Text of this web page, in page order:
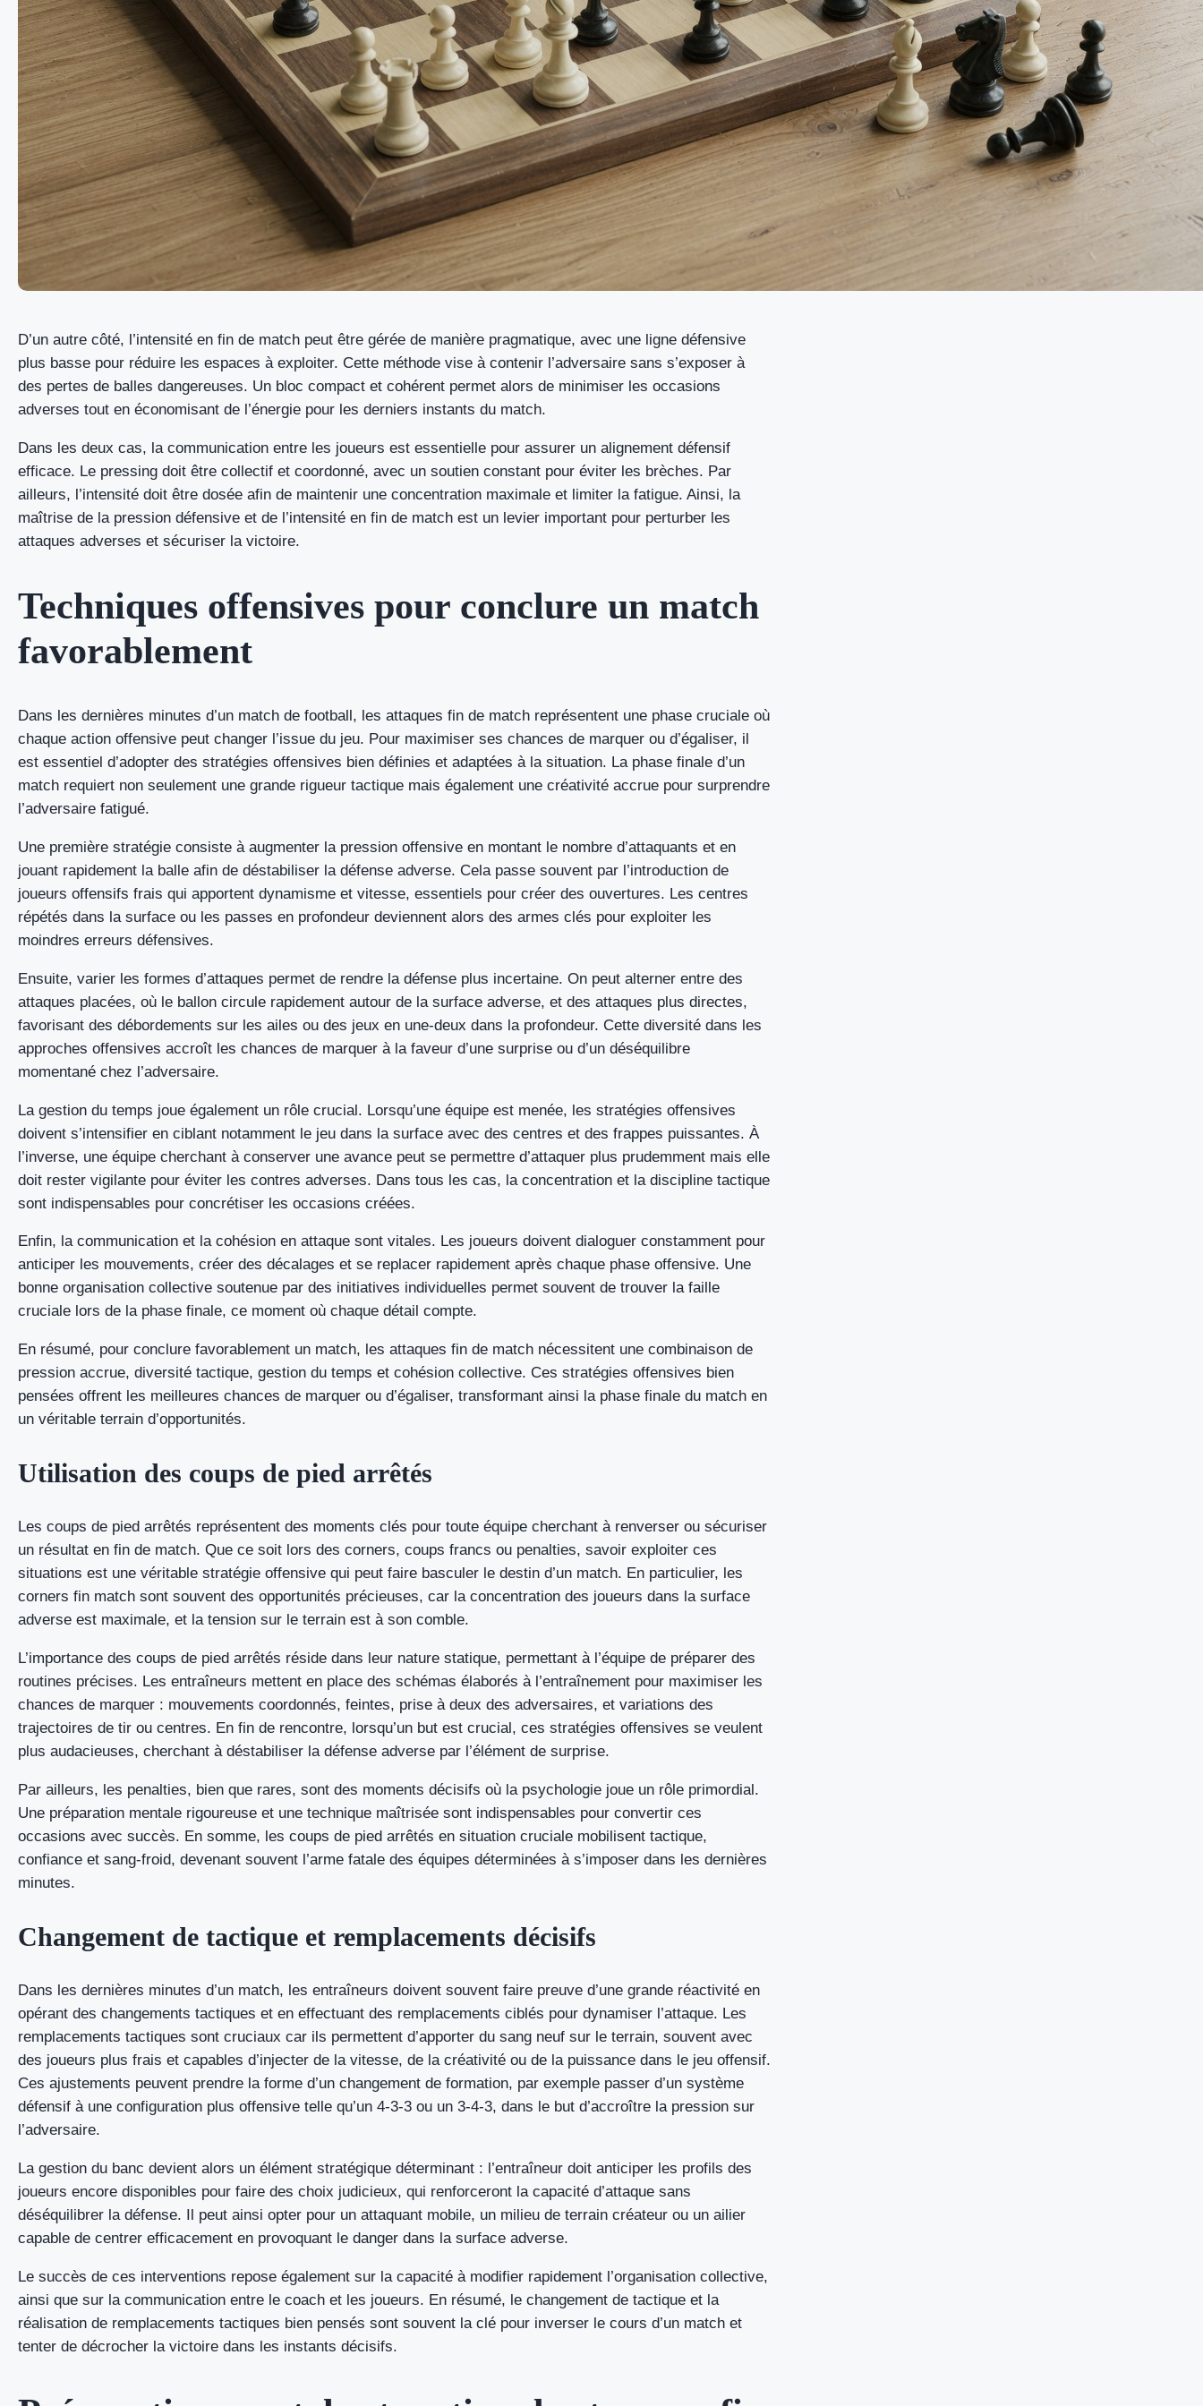
D’un autre côté, l’intensité en fin de match peut être gérée de manière pragmatique, avec une ligne défensive
plus basse pour réduire les espaces à exploiter. Cette méthode vise à contenir l’adversaire sans s’exposer à
des pertes de balles dangereuses. Un bloc compact et cohérent permet alors de minimiser les occasions
adverses tout en économisant de l’énergie pour les derniers instants du match.
Dans les deux cas, la communication entre les joueurs est essentielle pour assurer un alignement défensif
efficace. Le pressing doit être collectif et coordonné, avec un soutien constant pour éviter les brèches. Par
ailleurs, l’intensité doit être dosée afin de maintenir une concentration maximale et limiter la fatigue. Ainsi, la
maîtrise de la pression défensive et de l’intensité en fin de match est un levier important pour perturber les
attaques adverses et sécuriser la victoire.
Techniques offensives pour conclure un match
favorablement
Dans les dernières minutes d’un match de football, les attaques fin de match représentent une phase cruciale où
chaque action offensive peut changer l’issue du jeu. Pour maximiser ses chances de marquer ou d’égaliser, il
est essentiel d’adopter des stratégies offensives bien définies et adaptées à la situation. La phase finale d’un
match requiert non seulement une grande rigueur tactique mais également une créativité accrue pour surprendre
l’adversaire fatigué.
Une première stratégie consiste à augmenter la pression offensive en montant le nombre d’attaquants et en
jouant rapidement la balle afin de déstabiliser la défense adverse. Cela passe souvent par l’introduction de
joueurs offensifs frais qui apportent dynamisme et vitesse, essentiels pour créer des ouvertures. Les centres
répétés dans la surface ou les passes en profondeur deviennent alors des armes clés pour exploiter les
moindres erreurs défensives.
Ensuite, varier les formes d’attaques permet de rendre la défense plus incertaine. On peut alterner entre des
attaques placées, où le ballon circule rapidement autour de la surface adverse, et des attaques plus directes,
favorisant des débordements sur les ailes ou des jeux en une-deux dans la profondeur. Cette diversité dans les
approches offensives accroît les chances de marquer à la faveur d’une surprise ou d’un déséquilibre
momentané chez l’adversaire.
La gestion du temps joue également un rôle crucial. Lorsqu’une équipe est menée, les stratégies offensives
doivent s’intensifier en ciblant notamment le jeu dans la surface avec des centres et des frappes puissantes. À
l’inverse, une équipe cherchant à conserver une avance peut se permettre d’attaquer plus prudemment mais elle
doit rester vigilante pour éviter les contres adverses. Dans tous les cas, la concentration et la discipline tactique
sont indispensables pour concrétiser les occasions créées.
Enfin, la communication et la cohésion en attaque sont vitales. Les joueurs doivent dialoguer constamment pour
anticiper les mouvements, créer des décalages et se replacer rapidement après chaque phase offensive. Une
bonne organisation collective soutenue par des initiatives individuelles permet souvent de trouver la faille
cruciale lors de la phase finale, ce moment où chaque détail compte.
En résumé, pour conclure favorablement un match, les attaques fin de match nécessitent une combinaison de
pression accrue, diversité tactique, gestion du temps et cohésion collective. Ces stratégies offensives bien
pensées offrent les meilleures chances de marquer ou d’égaliser, transformant ainsi la phase finale du match en
un véritable terrain d’opportunités.
Utilisation des coups de pied arrêtés
Les coups de pied arrêtés représentent des moments clés pour toute équipe cherchant à renverser ou sécuriser
un résultat en fin de match. Que ce soit lors des corners, coups francs ou penalties, savoir exploiter ces
situations est une véritable stratégie offensive qui peut faire basculer le destin d’un match. En particulier, les
corners fin match sont souvent des opportunités précieuses, car la concentration des joueurs dans la surface
adverse est maximale, et la tension sur le terrain est à son comble.
L’importance des coups de pied arrêtés réside dans leur nature statique, permettant à l’équipe de préparer des
routines précises. Les entraîneurs mettent en place des schémas élaborés à l’entraînement pour maximiser les
chances de marquer : mouvements coordonnés, feintes, prise à deux des adversaires, et variations des
trajectoires de tir ou centres. En fin de rencontre, lorsqu’un but est crucial, ces stratégies offensives se veulent
plus audacieuses, cherchant à déstabiliser la défense adverse par l’élément de surprise.
Par ailleurs, les penalties, bien que rares, sont des moments décisifs où la psychologie joue un rôle primordial.
Une préparation mentale rigoureuse et une technique maîtrisée sont indispensables pour convertir ces
occasions avec succès. En somme, les coups de pied arrêtés en situation cruciale mobilisent tactique,
confiance et sang-froid, devenant souvent l’arme fatale des équipes déterminées à s’imposer dans les dernières
minutes.
Changement de tactique et remplacements décisifs
Dans les dernières minutes d’un match, les entraîneurs doivent souvent faire preuve d’une grande réactivité en
opérant des changements tactiques et en effectuant des remplacements ciblés pour dynamiser l’attaque. Les
remplacements tactiques sont cruciaux car ils permettent d’apporter du sang neuf sur le terrain, souvent avec
des joueurs plus frais et capables d’injecter de la vitesse, de la créativité ou de la puissance dans le jeu offensif.
Ces ajustements peuvent prendre la forme d’un changement de formation, par exemple passer d’un système
défensif à une configuration plus offensive telle qu’un 4-3-3 ou un 3-4-3, dans le but d’accroître la pression sur
l’adversaire.
La gestion du banc devient alors un élément stratégique déterminant : l’entraîneur doit anticiper les profils des
joueurs encore disponibles pour faire des choix judicieux, qui renforceront la capacité d’attaque sans
déséquilibrer la défense. Il peut ainsi opter pour un attaquant mobile, un milieu de terrain créateur ou un ailier
capable de centrer efficacement en provoquant le danger dans la surface adverse.
Le succès de ces interventions repose également sur la capacité à modifier rapidement l’organisation collective,
ainsi que sur la communication entre le coach et les joueurs. En résumé, le changement de tactique et la
réalisation de remplacements tactiques bien pensés sont souvent la clé pour inverser le cours d’un match et
tenter de décrocher la victoire dans les instants décisifs.
Sélection de tirs football
Expected goals football